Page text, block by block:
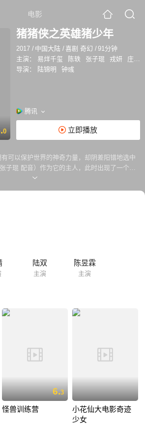
电影
0
猪猪侠之英雄猪少年
2017 / 中国大陆 /喜剧 奇幻 /91分钟
主演：
易烊千玺 陈轶 张子琨 戎妍
庄承松
导演：
陆锦明 钟彧
腾讯
立即播放
可以保护世界的神奇力量，却阴差阳错地选中
子琨 配音）作为它的主人，此时出现了一个可
是要毁掉所有的五灵锁。初出茅庐的猪猪侠迎难
陆双
主演
陈昱霖
主演
6.3
怪兽训练营
小花仙大电影奇迹
少女